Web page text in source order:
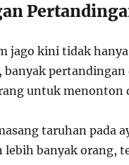
jago kini tidak
untuk menonton
taruhan pada
banyak orang,